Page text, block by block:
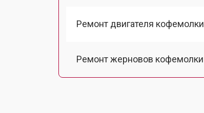
Ремонт двигателя кофемолки
Ремонт жерновов кофемолки